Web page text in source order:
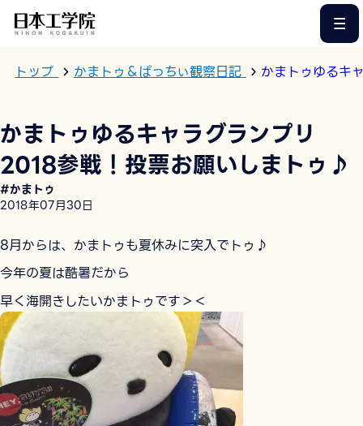
トップ かまトゥ＆ぱっちぃ観察日記 かまトゥゆるキ
かまトゥゆるキャラグランプリ
2018参戦！投票お願いしまトゥ♪
#かまトゥ
2018年07月30日
8月からは、かまトゥも夏休みに突入でトゥ♪
今年の夏は酷暑だから
早く海開きしたいかまトゥです＞＜